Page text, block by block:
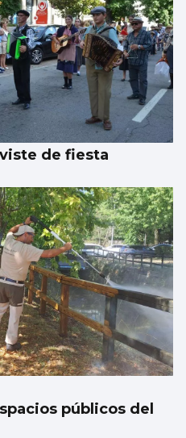
la música a la
de fiesta
públicos del